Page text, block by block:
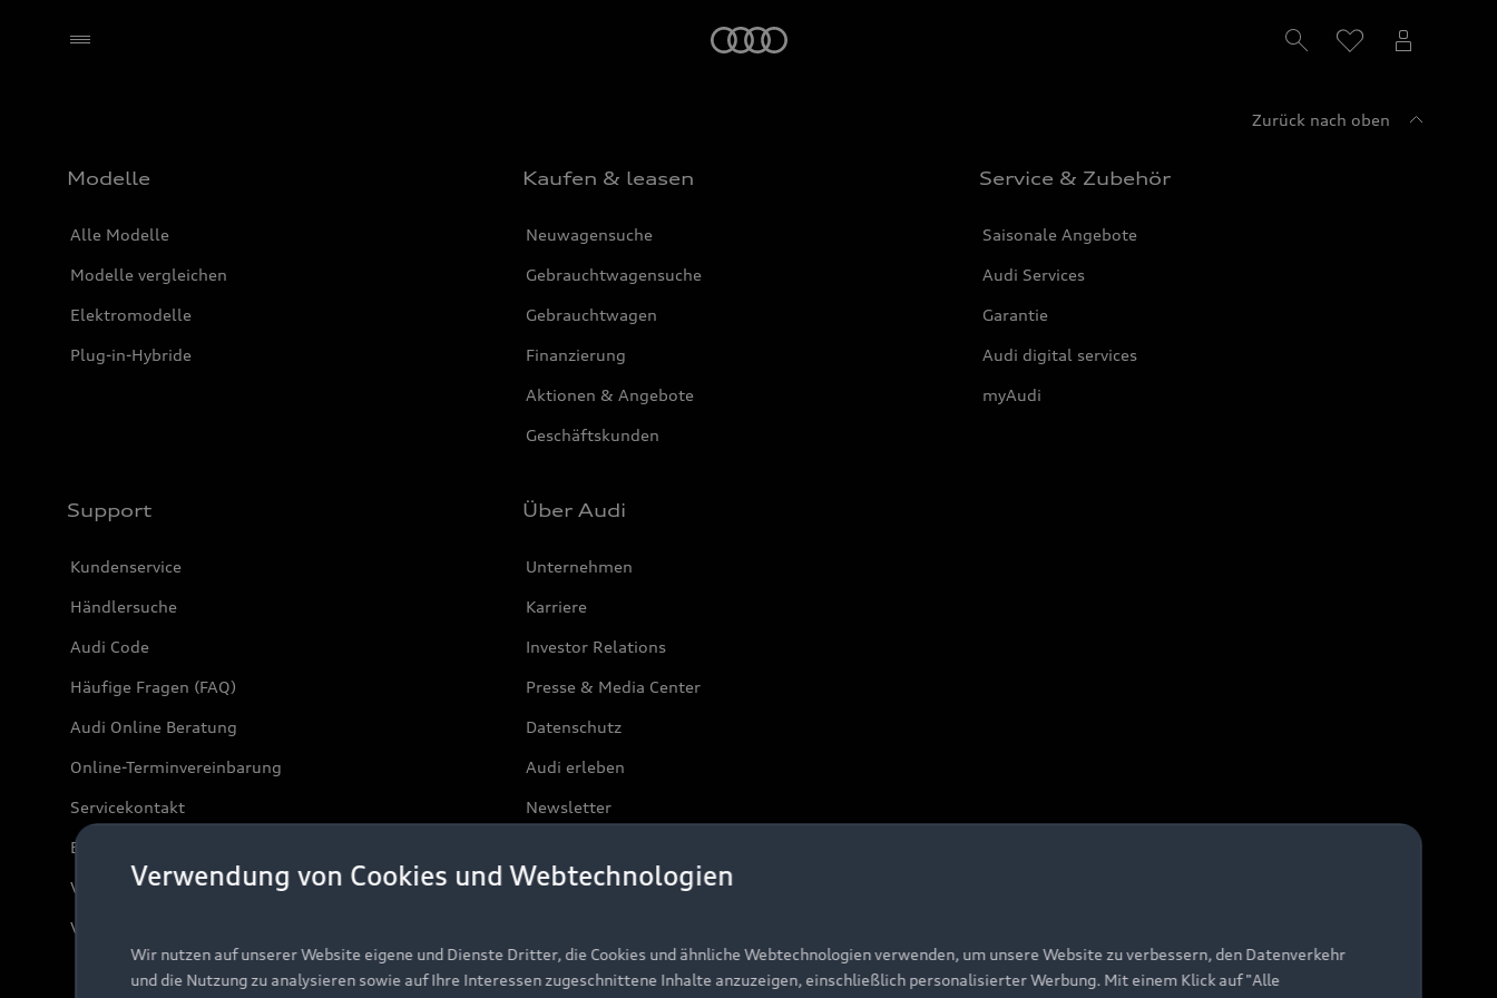
Zurück nach oben
Modelle
Alle Modelle
Modelle vergleichen
Elektromodelle
Plug-in-Hybride
Kaufen & leasen
Neuwagensuche
Gebrauchtwagensuche
Gebrauchtwagen
Finanzierung
Aktionen & Angebote
Geschäftskunden
Service & Zubehör
Saisonale Angebote
Audi Services
Garantie
Audi digital services
myAudi
Support
Kundenservice
Händlersuche
Audi Code
Häufige Fragen (FAQ)
Audi Online Beratung
Online-Terminvereinbarung
Servicekontakt
Bordbuch & Bedienungsanleitungen
Verträge kündigen
Vertrag widerrufen
Über Audi
Unternehmen
Karriere
Investor Relations
Presse & Media Center
Datenschutz
Audi erleben
Newsletter
Verwendung von Cookies und Webtechnologien
Wir nutzen auf unserer Website eigene und Dienste Dritter, die Cookies und ähnliche Webtechnologien verwenden, um unsere Website zu verbessern, den Datenverkehr
und die Nutzung zu analysieren sowie auf Ihre Interessen zugeschnittene Inhalte anzuzeigen, einschließlich personalisierter Werbung. Mit einem Klick auf "Alle